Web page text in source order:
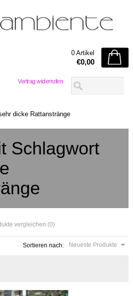
Vertrag widerrufen
0 Artikel
€0,00
dicke Rattanstränge
Schlagwort
vergleichen (0)
Sortieren nach: Neueste Produkte